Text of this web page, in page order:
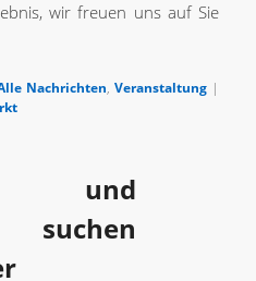
wir freuen uns auf Sie
Nachrichten, Veranstaltung |
und
suchen